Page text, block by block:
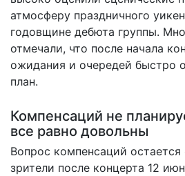
атмосферу праздничного
годовщине дебюта группы.
отмечали, что после начала
ожидания и очередей быстро
план.
Компенсаций не
все равно довольны
Вопрос компенсаций
зрители после концерта 12